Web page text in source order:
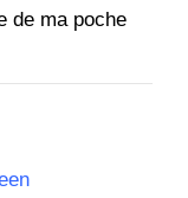
de ma poche